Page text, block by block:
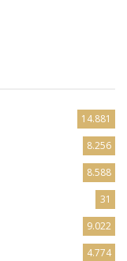
14.881
8.256
8.588
31
9.022
4.774